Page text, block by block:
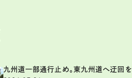
九州道一部通行止め。東九州道へ迂回を